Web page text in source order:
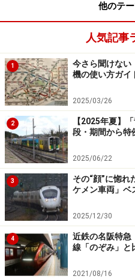
他のテ
人気記事
1
今さら聞けない
機の使い方ガイ
2025/03/26
2
【2025年夏】
段・期間から特
2025/06/22
3
その“顔”に惚れ
ケメン車両」ベ
2025/12/30
4
近鉄の名阪特急
線「のぞみ」と
2021/08/16